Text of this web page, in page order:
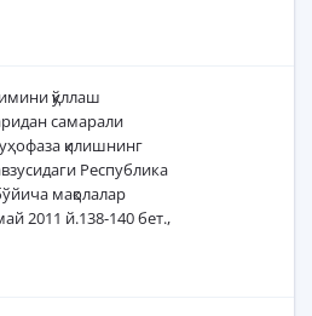
қўллаш
самарали
қилишнинг
Республика
мақолалар
2011 й.138-140 бет.,